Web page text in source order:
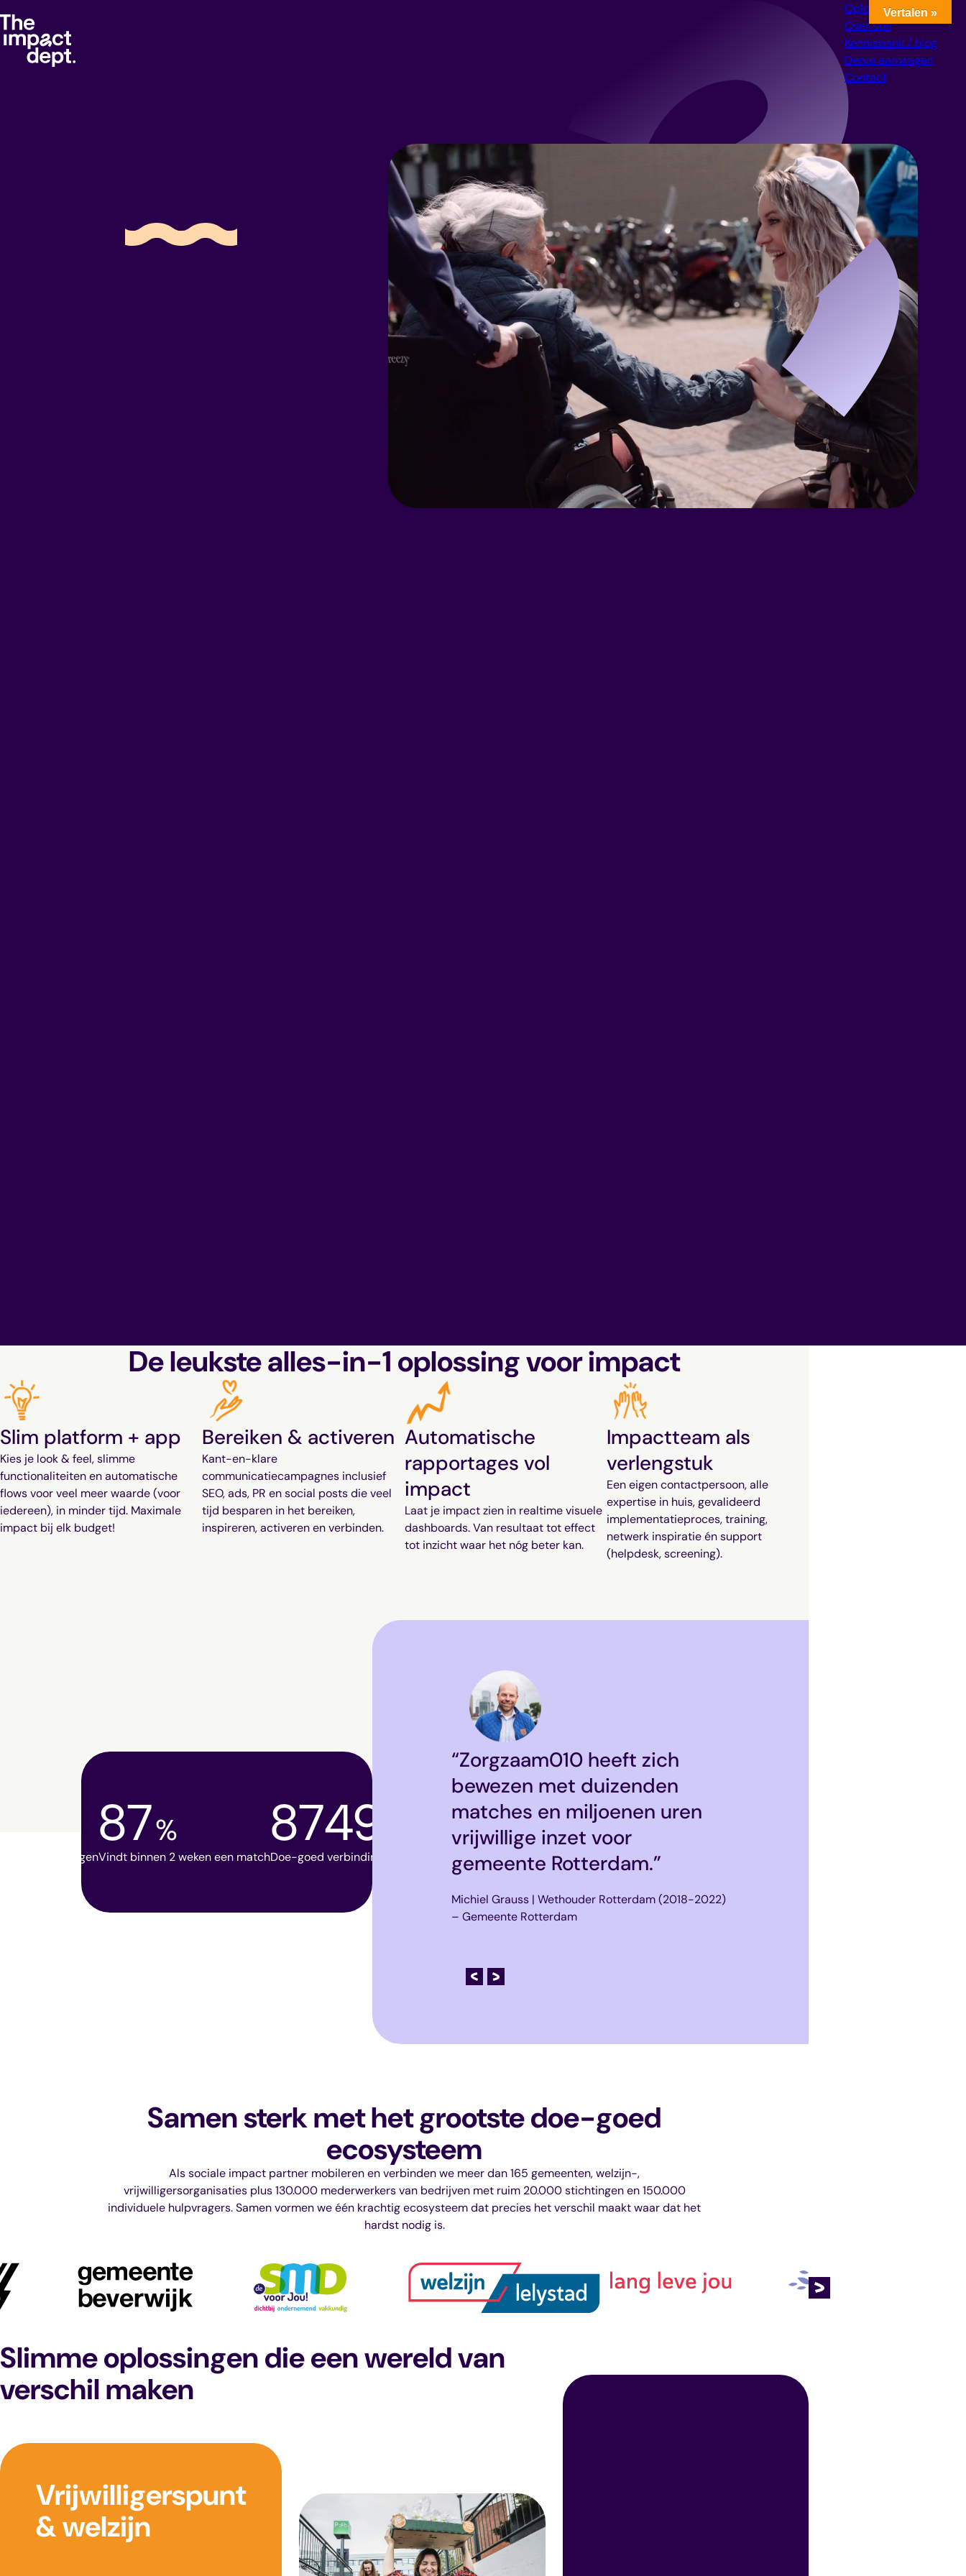
Oplossingen
Over ons
Kennisbank / blog
Demo aanvragen
Contact
time
De leukste alles-in-1 oplossing voor impact
Slim platform + app
Kies je look & feel, slimme
functionaliteiten en automatische
flows voor veel meer waarde (voor
iedereen), in minder tijd. Maximale
impact bij elk budget!
Bereiken & activeren
Kant-en-klare
communicatiecampagnes inclusief
SEO, ads, PR en social posts die veel
tijd besparen in het bereiken,
inspireren, activeren en verbinden.
Automatische
rapportages vol
impact
Laat je impact zien in realtime visuele
dashboards. Van resultaat tot effect
tot inzicht waar het nóg beter kan.
Impactteam als
verlengstuk
Een eigen contactpersoon, alle
expertise in huis, gevalideerd
implementatieproces, training,
netwerk inspiratie én support
(helpdesk, screening).
bijgedragen
87%
Vindt binnen 2 weken een match
874986
Doe-goed verbindingen gemaakt via onze platformen (+ 275 elke dag!)
“Geen tijdverspilling: ons
impact platform verbindt al
onze initiatieven. Dit maakt
het ons (werknemers en
stichting) veel makkelijker om
goed te doen.”
Team – Facilicom Foundation
Samen sterk met het grootste doe-goed
ecosysteem
Als sociale impact partner mobileren en verbinden we meer dan 165 gemeenten, welzijn-,
vrijwilligersorganisaties plus 130.000 mederwerkers van bedrijven met ruim 20.000 stichtingen en 150.000
individuele hulpvragers. Samen vormen we één krachtig ecosysteem dat precies het verschil maakt waar dat het
hardst nodig is.
Slimme oplossingen die een wereld van
verschil maken
Vrijwilligerspunt
& welzijn
Vertalen »